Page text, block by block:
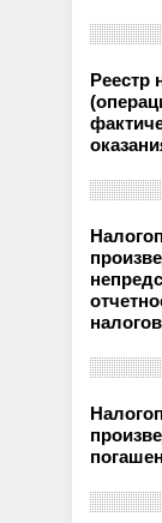
Реестр